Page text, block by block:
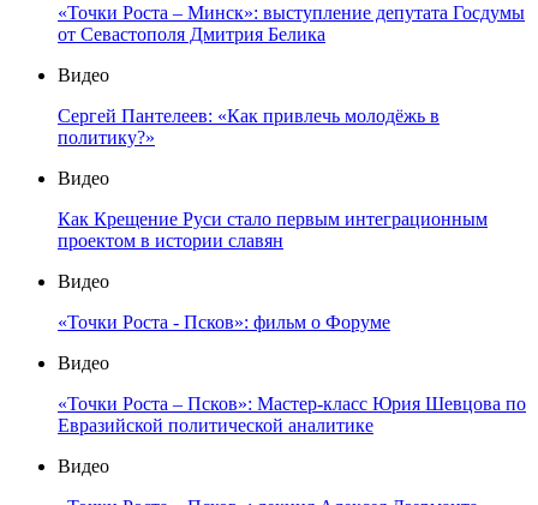
«Точки Роста – Минск»: выступление депутата Госдумы
от Севастополя Дмитрия Белика
Видео
Сергей Пантелеев: «Как привлечь молодёжь в
политику?»
Видео
Как Крещение Руси стало первым интеграционным
проектом в истории славян
Видео
«Точки Роста - Псков»: фильм о Форуме
Видео
«Точки Роста – Псков»: Мастер-класс Юрия Шевцова по
Евразийской политической аналитике
Видео